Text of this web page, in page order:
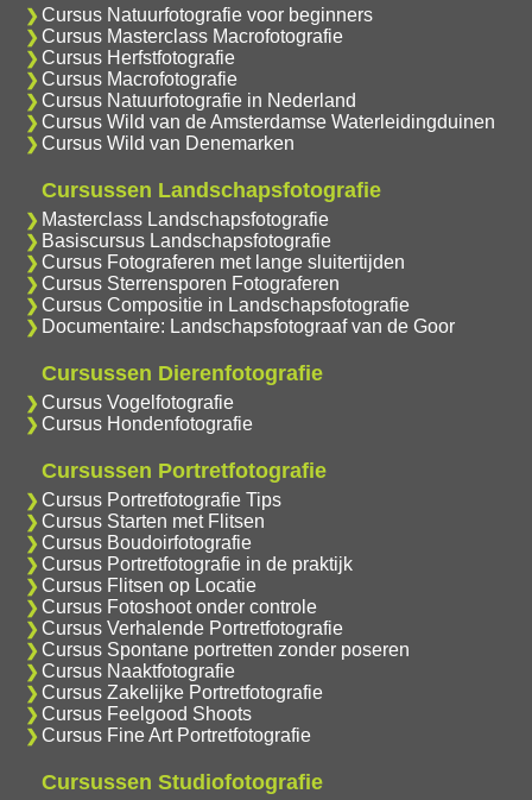
Cursus Natuurfotografie voor beginners
Cursus Masterclass Macrofotografie
Cursus Herfstfotografie
Cursus Macrofotografie
Cursus Natuurfotografie in Nederland
Cursus Wild van de Amsterdamse Waterleidingduinen
Cursus Wild van Denemarken
Cursussen Landschapsfotografie
Masterclass Landschapsfotografie
Basiscursus Landschapsfotografie
Cursus Fotograferen met lange sluitertijden
Cursus Sterrensporen Fotograferen
Cursus Compositie in Landschapsfotografie
Documentaire: Landschapsfotograaf van de Goor
Cursussen Dierenfotografie
Cursus Vogelfotografie
Cursus Hondenfotografie
Cursussen Portretfotografie
Cursus Portretfotografie Tips
Cursus Starten met Flitsen
Cursus Boudoirfotografie
Cursus Portretfotografie in de praktijk
Cursus Flitsen op Locatie
Cursus Fotoshoot onder controle
Cursus Verhalende Portretfotografie
Cursus Spontane portretten zonder poseren
Cursus Naaktfotografie
Cursus Zakelijke Portretfotografie
Cursus Feelgood Shoots
Cursus Fine Art Portretfotografie
Cursussen Studiofotografie